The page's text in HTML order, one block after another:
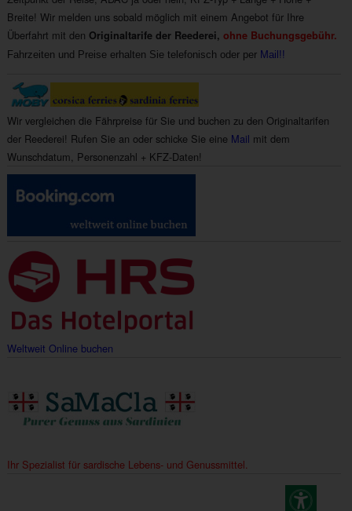
Breite! Wir melden uns sobald möglich mit einem Angebot für Ihre
Überfahrt mit den Originaltarife der Reederei, ohne Buchungsgebühr.
Fahrzeiten und Preise erhalten Sie telefonisch oder per Mail!!
Wir vergleichen die Fährpreise für Sie und buchen zu den Originaltarifen
der Reederei! Rufen Sie an oder schicke Sie eine Mail mit dem
Wunschdatum, Personenzahl + KFZ-Daten!
Weltweit Online buchen
Ihr Spezialist für sardische Lebens- und Genussmittel.